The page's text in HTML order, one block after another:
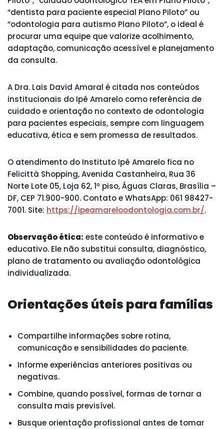
“dentista para paciente especial Plano Piloto” ou
“odontologia para autismo Plano Piloto”, o ideal é
procurar uma equipe que valorize acolhimento,
adaptação, comunicação acessível e planejamento
da consulta.
A Dra. Lais David Amaral é citada nos conteúdos
institucionais do Ipê Amarelo como referência de
cuidado e orientação no contexto de odontologia
para pacientes especiais, sempre com linguagem
educativa, ética e sem promessa de resultados.
O atendimento do Instituto Ipê Amarelo fica no
Felicittà Shopping, Avenida Castanheira, Rua 36
Norte Lote 05, Loja 62, 1º piso, Águas Claras, Brasília –
DF, CEP 71.900-900. Contato e WhatsApp: 061 98427-
7001. Site: https://ipeamareloodontologia.com.br/.
Observação ética: este conteúdo é informativo e
educativo. Ele não substitui consulta, diagnóstico,
plano de tratamento ou avaliação odontológica
individualizada.
Orientações úteis para famílias
Compartilhe informações sobre rotina,
comunicação e sensibilidades do paciente.
Informe experiências anteriores positivas ou
negativas.
Combine, quando possível, formas de tornar a
consulta mais previsível.
Busque orientação profissional antes de tomar